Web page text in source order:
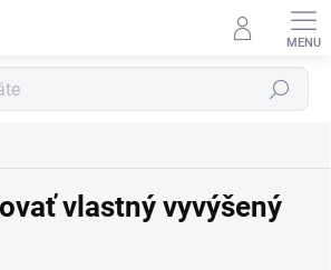
Hľadať
vlastný vyvýšený